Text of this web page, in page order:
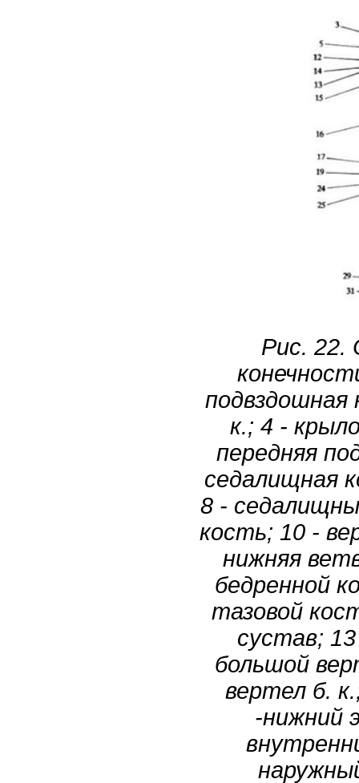
Рис. 22.
подвздошная
к.; 4 -
передняя
седалищная
8 -
кость; 10 -
нижняя
бедренной
тазовой
сустав;
большой
вертел б.
-нижний